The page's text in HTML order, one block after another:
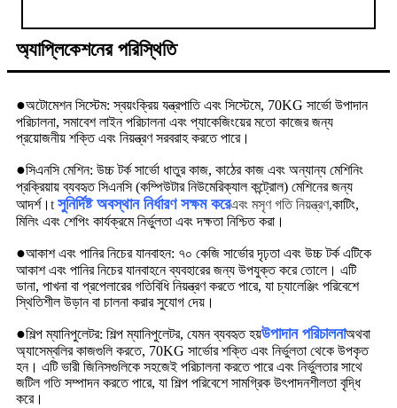
অ্যাপ্লিকেশনের পরিস্থিতি
●অটোমেশন সিস্টেম: স্বয়ংক্রিয় যন্ত্রপাতি এবং সিস্টেমে, 70KG সার্ভো উপাদান
পরিচালনা, সমাবেশ লাইন পরিচালনা এবং প্যাকেজিংয়ের মতো কাজের জন্য
প্রয়োজনীয় শক্তি এবং নিয়ন্ত্রণ সরবরাহ করতে পারে।
●সিএনসি মেশিন: উচ্চ টর্ক সার্ভো ধাতুর কাজ, কাঠের কাজ এবং অন্যান্য মেশিনিং
প্রক্রিয়ায় ব্যবহৃত সিএনসি (কম্পিউটার নিউমেরিক্যাল কন্ট্রোল) মেশিনের জন্য
আদর্শ। t সুনির্দিষ্ট অবস্থান নির্ধারণ সক্ষম করেএবং মসৃণ গতি নিয়ন্ত্রণ,কাটিং,
মিলিং এবং শেপিং কার্যক্রমে নির্ভুলতা এবং দক্ষতা নিশ্চিত করা।
●আকাশ এবং পানির নিচের যানবাহন: ৭০ কেজি সার্ভোর দৃঢ়তা এবং উচ্চ টর্ক এটিকে
আকাশ এবং পানির নিচের যানবাহনে ব্যবহারের জন্য উপযুক্ত করে তোলে। এটি
ডানা, পাখনা বা প্রপেলারের গতিবিধি নিয়ন্ত্রণ করতে পারে, যা চ্যালেঞ্জিং পরিবেশে
স্থিতিশীল উড়ান বা চালনা করার সুযোগ দেয়।
●শিল্প ম্যানিপুলেটর: শিল্প ম্যানিপুলেটর, যেমন ব্যবহৃত হয়উপাদান পরিচালনাঅথবা
অ্যাসেম্বলির কাজগুলি করতে, 70KG সার্ভোর শক্তি এবং নির্ভুলতা থেকে উপকৃত
হন। এটি ভারী জিনিসগুলিকে সহজেই পরিচালনা করতে পারে এবং নির্ভুলতার সাথে
জটিল গতি সম্পাদন করতে পারে, যা শিল্প পরিবেশে সামগ্রিক উৎপাদনশীলতা বৃদ্ধি
করে।